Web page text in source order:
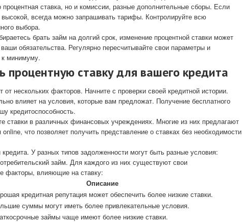
процентная ставка, но и комиссии, разные дополнительные сборы. Если
всегда можно запрашивать тарифы. Контролируйте всю
выбора.
брать займ на долгий срок, изменение процентной ставки может
обязательства. Регулярно пересчитывайте свои параметры и
к минимуму.
процентную ставку для вашего кредита
от нескольких факторов. Начните с проверки своей кредитной истории.
влияет на условия, которые вам предложат. Получение бесплатного
кредитоспособность.
ставки в различных финансовых учреждениях. Многие из них предлагают
что позволяет получить представление о ставках без необходимости
У разных типов задолженности могут быть разные условия:
займ. Для каждого из них существуют свои
факторы, влияющие на ставку:
Описание
кредитная репутация может обеспечить более низкие ставки.
суммы могут иметь более привлекательные условия.
займы чаще имеют более низкие ставки.